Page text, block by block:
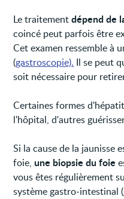
Le traitementdépend de
coincé peut parfois être
Cet examen ressemble à
(gastroscopie). Il se peut
soit nécessaire pour
Certaines formes
l'hôpital, d'autres
Si la cause de la jaunisse
foie, une biopsie du foie
vous êtes régulièrement
système gastro-intestinal